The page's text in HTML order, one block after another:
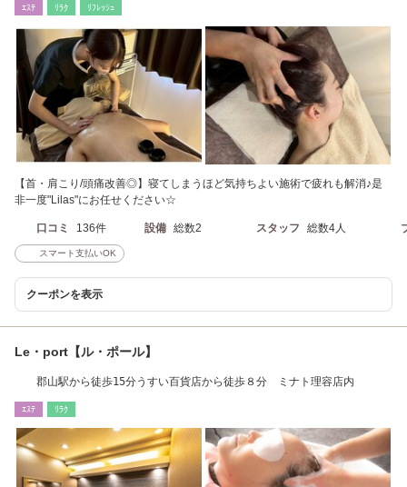
ｴｽﾃ ﾘﾗｸ ﾘﾌﾚｯｼｭ
【首・肩こり/頭痛改善◎】寝てしまうほど気持ちよい施術で疲れも解消♪是
非一度"Lilas"にお任せください☆
口コミ 136件 設備 総数2 スタッフ 総数4人
スマート支払いOK
クーポンを表示
Le・port【ル・ポール】
郡山駅から徒歩15分うすい百貨店から徒歩８分 ミナト理容店内
ｴｽﾃ ﾘﾗｸ